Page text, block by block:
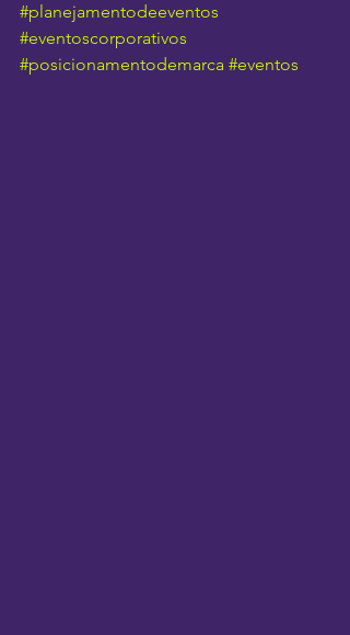
#planejamentodeeventos
#eventoscorporativos
#posicionamentodemarca #eventos